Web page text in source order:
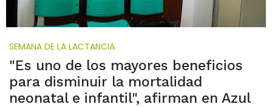
SEMANA DE LA LACTANCIA
"Es uno de los mayores beneficios
para disminuir la mortalidad
neonatal e infantil", afirman en Azul